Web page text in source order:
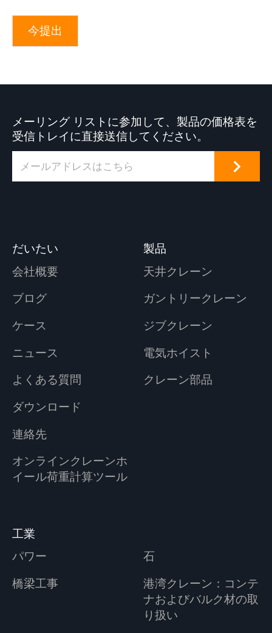
今提出
メーリング リストに参加して、製品の価格表を
受信トレイに直接送信してください。
だいたい
会社概要
ブログ
ケース
ニュース
よくある質問
ダウンロード
連絡先
オンラインクレーンホ
イール荷重計算ツール
製品
天井クレーン
ガントリークレーン
ジブクレーン
電気ホイスト
クレーン部品
工業
パワー
石
橋梁工事
港湾クレーン：コンテ
ナおよびバルク材の取
り扱い